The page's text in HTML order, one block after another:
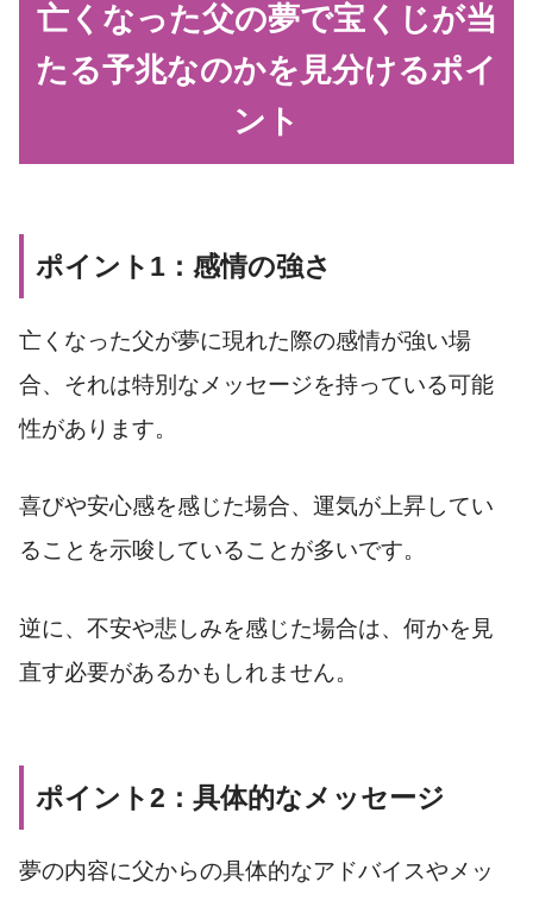
亡くなった父の夢で宝くじが当
たる予兆なのかを見分けるポイ
ント
ポイント1：感情の強さ
亡くなった父が夢に現れた際の感情が強い場
合、それは特別なメッセージを持っている可能
性があります。
喜びや安心感を感じた場合、運気が上昇してい
ることを示唆していることが多いです。
逆に、不安や悲しみを感じた場合は、何かを見
直す必要があるかもしれません。
ポイント2：具体的なメッセージ
夢の内容に父からの具体的なアドバイスやメッ